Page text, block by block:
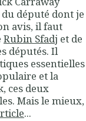
député dont je
avis, il faut
Rubin Sfadj et de
députés. Il
essentielles
et la
ces deux
Mais le mieux,
...